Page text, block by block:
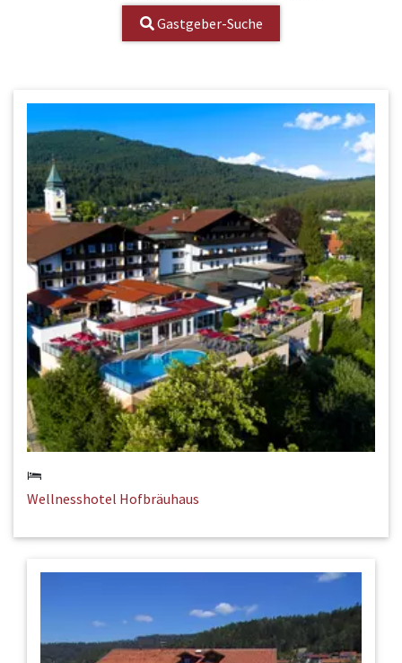
Gastgeber-Suche
Wellnesshotel Hofbräuhaus